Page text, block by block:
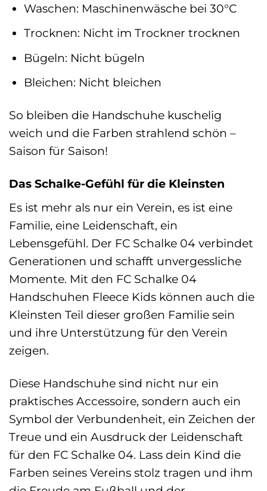
Waschen: Maschinenwäsche bei 30°C
Trocknen: Nicht im Trockner trocknen
Bügeln: Nicht bügeln
Bleichen: Nicht bleichen
So bleiben die Handschuhe kuschelig
weich und die Farben strahlend schön –
Saison für Saison!
Das Schalke-Gefühl für die Kleinsten
Es ist mehr als nur ein Verein, es ist eine
Familie, eine Leidenschaft, ein
Lebensgefühl. Der FC Schalke 04 verbindet
Generationen und schafft unvergessliche
Momente. Mit den FC Schalke 04
Handschuhen Fleece Kids können auch die
Kleinsten Teil dieser großen Familie sein
und ihre Unterstützung für den Verein
zeigen.
Diese Handschuhe sind nicht nur ein
praktisches Accessoire, sondern auch ein
Symbol der Verbundenheit, ein Zeichen der
Treue und ein Ausdruck der Leidenschaft
für den FC Schalke 04. Lass dein Kind die
Farben seines Vereins stolz tragen und ihm